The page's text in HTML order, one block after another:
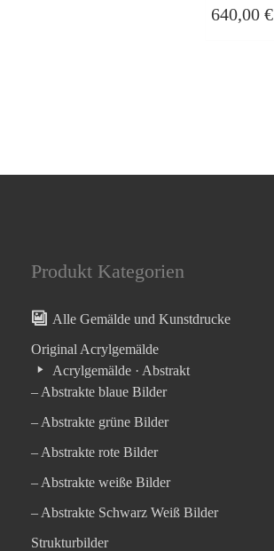
640,00€
Produkt Kategorien
Alle Gemälde und Kunstdrucke
Original Acrylgemälde
Acrylgemälde · Abstrakt
– Abstrakte blaue Bilder
– Abstrakte grüne Bilder
– Abstrakte rote Bilder
– Abstrakte weiße Bilder
– Abstrakte Schwarz Weiß Bilder
Strukturbilder